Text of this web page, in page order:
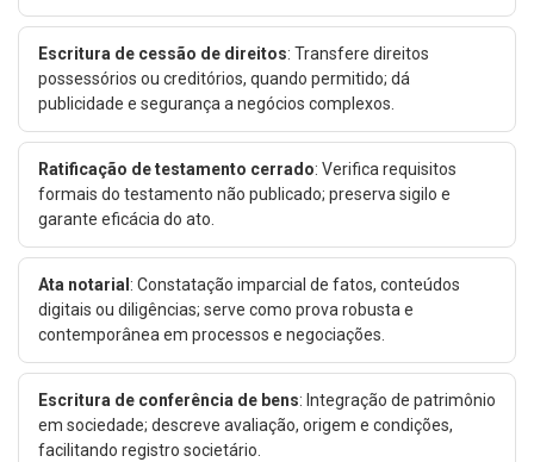
Escritura de cessão de direitos: Transfere direitos
possessórios ou creditórios, quando permitido; dá
publicidade e segurança a negócios complexos.
Ratificação de testamento cerrado: Verifica requisitos
formais do testamento não publicado; preserva sigilo e
garante eficácia do ato.
Ata notarial : Constatação imparcial de fatos, conteúdos
digitais ou diligências; serve como prova robusta e
contemporânea em processos e negociações.
Escritura de conferência de bens: Integração de patrimônio
em sociedade; descreve avaliação, origem e condições,
facilitando registro societário.